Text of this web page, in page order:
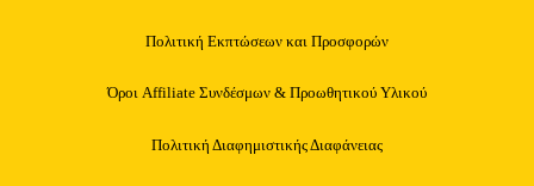
Πολιτική Εκπτώσεων και Προσφορών
Όροι Affiliate Συνδέσμων & Προωθητικού Υλικού
Πολιτική Διαφημιστικής Διαφάνειας